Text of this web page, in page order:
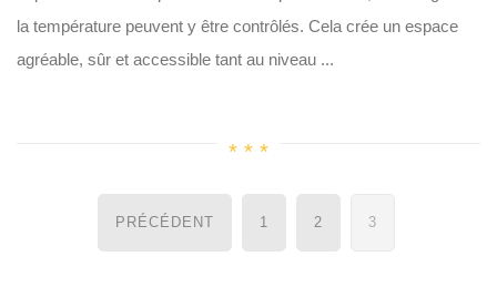
la température peuvent y être contrôlés. Cela crée un espace
agréable, sûr et accessible tant au niveau ...
Navigation
des
PRÉCÉDENT 1 2 3